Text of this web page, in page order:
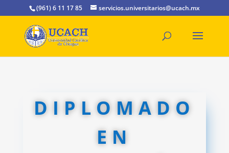
(961) 6 11 17 85 servicios.universitarios@ucach.mx
DIPLOMADO
EN